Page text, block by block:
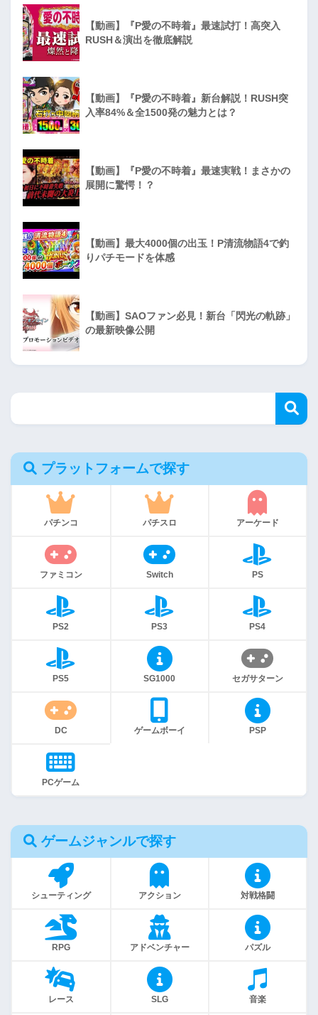
【動画】『P愛の不時着』最速試打！高突入
RUSH＆演出を徹底解説
【動画】『P愛の不時着』新台解説！RUSH突
入率84%＆全1500発の魅力とは？
【動画】『P愛の不時着』最速実戦！まさかの
展開に驚愕！？
【動画】最大4000個の出玉！P清流物語4で釣
りパチモードを体感
【動画】SAOファン必見！新台「閃光の軌跡」
の最新映像公開
プラットフォームで探す
パチンコ パチスロ アーケード
ファミコン Switch PS
PS2 PS3 PS4
PS5 SG1000 セガサターン
DC ゲームボーイ PSP
PCゲーム
ゲームジャンルで探す
シューティング アクション 対戦格闘
RPG アドベンチャー パズル
レース SLG 音楽